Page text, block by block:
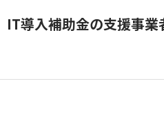
IT導入補助金の支援事業